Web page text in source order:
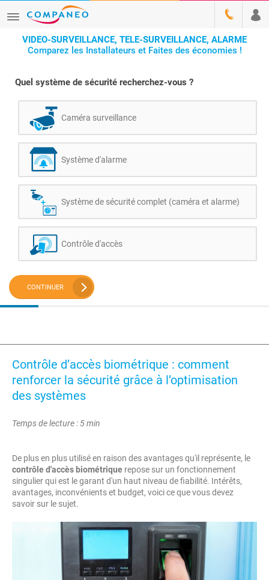
VIDEO-SURVEILLANCE, TELE-SURVEILLANCE, ALARME
Comparez les Installateurs et Faites des économies !
Quel système de sécurité recherchez-vous ?
Caméra surveillance
Système d'alarme
Système de sécurité complet (caméra et alarme)
Contrôle d'accès
CONTINUER
Contrôle d’accès biométrique : comment
renforcer la sécurité grâce à l’optimisation
des systèmes
Temps de lecture : 5 min
De plus en plus utilisé en raison des avantages qu'il représente, le
contrôle d'accès biométrique repose sur un fonctionnement
singulier qui est le garant d'un haut niveau de fiabilité. Intérêts,
avantages, inconvénients et budget, voici ce que vous devez
savoir sur le sujet.